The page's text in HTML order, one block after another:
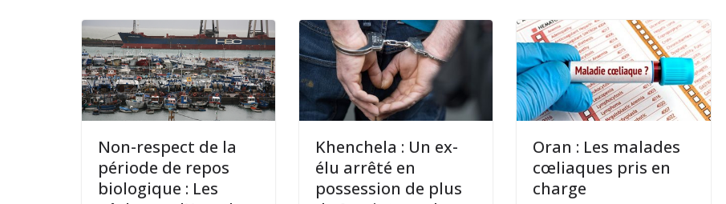
Non-respect de la
période de repos
biologique : Les
Khenchela : Un ex-
élu arrêté en
possession de plus
Oran : Les malades
cœliaques pris en
charge